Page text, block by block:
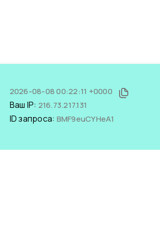
2026-08-08 00:22:11 +0000
Ваш IP: 216.73.217.131
ID запроса: BMF9euCYHeA1